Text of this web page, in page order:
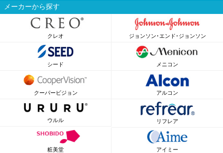
メーカーから探す
クレオ ジョンソン･エンド･ジョンソン
シード メニコン
クーパービジョン アルコン
ウルル リフレア
粧美堂 アイミー